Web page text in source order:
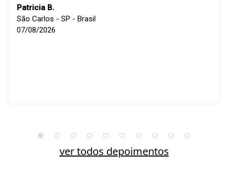
Patricia B.
São Carlos - SP - Brasil
07/08/2026
ver todos depoimentos